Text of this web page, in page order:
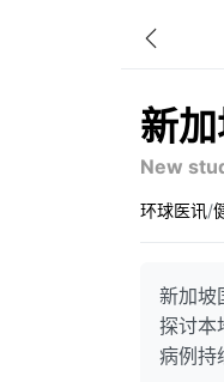
新
New
环球医讯/
新加坡
探讨本
病例持